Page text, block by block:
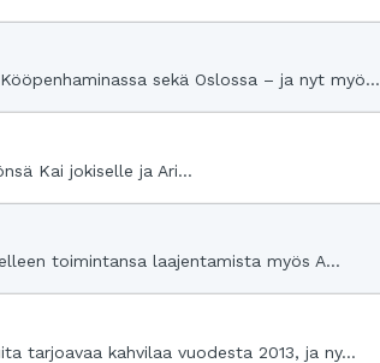
sekä Oslossa – ja nyt myö...
Kai jokiselle ja Ari...
toimintansa laajentamista myös A...
tarjoavaa kahvilaa vuodesta 2013, ja ny...